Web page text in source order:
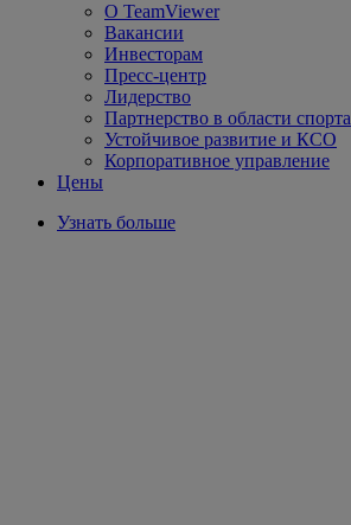
О TeamViewer
Вакансии
Инвесторам
Пресс-центр
Лидерство
Партнерство в области спорта
Устойчивое развитие и КСО
Корпоративное управление
Цены
Узнать больше